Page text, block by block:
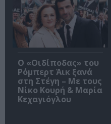
O «Οιδίποδας» του
Ρόμπερτ Άικ ξανά
στη Στέγη – Με τους
Νίκο Κουρή & Μαρία
Κεχαγιόγλου